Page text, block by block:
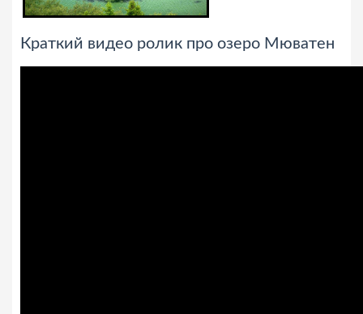
Краткий видео ролик про озеро Мюватен